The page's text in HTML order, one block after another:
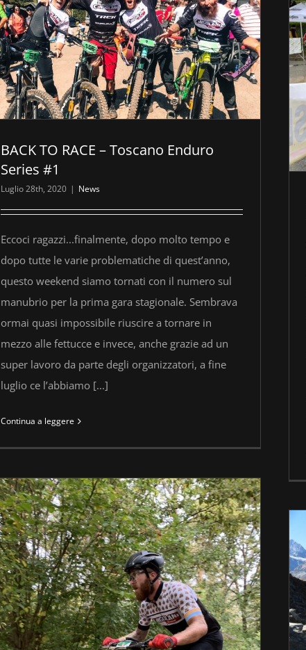
BACK TO RACE – Toscano Enduro
Series #1
Luglio 28th, 2020 | News
Eccoci ragazzi...finalmente, dopo molto tempo e
dopo tutte le varie problematiche di quest’anno,
questo weekend siamo tornati con il numero sul
manubrio per la prima gara stagionale. Sembrava
ormai quasi impossibile riuscire a tornare in
mezzo alle fettucce e invece, anche grazie ad un
super lavoro da parte degli organizzatori, a fine
luglio ce l’abbiamo [...]
Continua a leggere